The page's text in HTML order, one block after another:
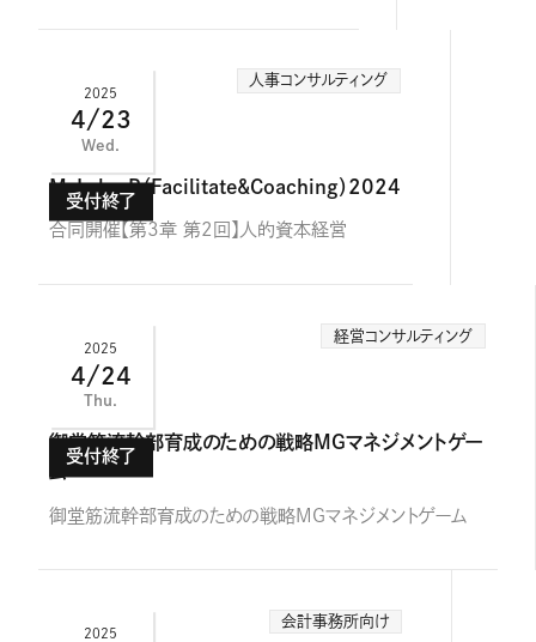
人事コンサルティング
2025
4/23
Wed.
M-Labo R（Facilitate&Coaching）2024
合同開催【第3章 第2回】人的資本経営
経営コンサルティング
2025
4/24
Thu.
御堂筋流幹部育成のための戦略MGマネジメントゲー
御堂筋流幹部育成のための戦略MGマネジメントゲーム
会計事務所向け
2025